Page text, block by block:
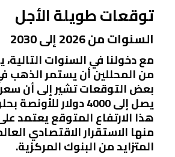
توقعات طويلة الأجل
السنوات من 2026 إلى 2030
مع دخولنا في السنوات التالية،
من المحللين أن يستمر الذهب
بعض التوقعات تشير إلى أن
هذا الارتفاع المتوقع يعتمد
منها الاستقرار الاقتصادي
المتزايد من البنوك المركزية.